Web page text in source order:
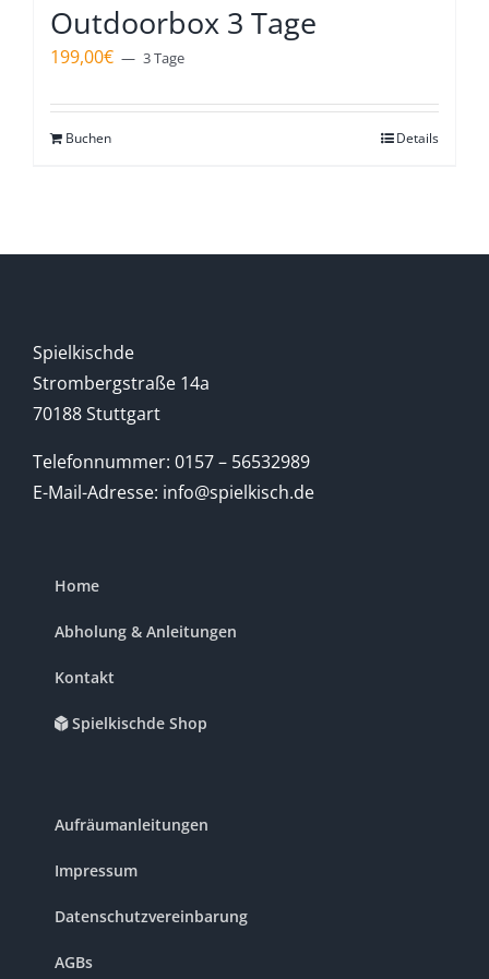
Outdoorbox 3 Tage
199,00€ 3 Tage
Buchen Details
Spielkischde
Strombergstraße 14a
70188 Stuttgart
Telefonnummer: 0157 – 56532989
E-Mail-Adresse: info@spielkisch.de
Home
Abholung & Anleitungen
Kontakt
Spielkischde Shop
Aufräumanleitungen
Impressum
Datenschutzvereinbarung
AGBs